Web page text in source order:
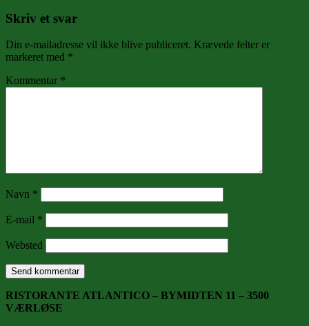
Skriv et svar
Din e-mailadresse vil ikke blive publiceret. Krævede felter er
markeret med *
Kommentar *
Navn *
E-mail *
Websted
RISTORANTE ATLANTICO – BYMIDTEN 11 – 3500
VÆRLØSE